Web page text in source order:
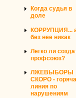
Когда судья в
доле
КОРРУПЦИЯ...
без нее никак
Легко ли
профсоюз?
ЛЖЕВЫБОРЫ
СКОРО -
линия по
нарушениям